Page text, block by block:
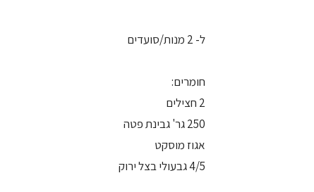
ל- 2 מנות/סועדים
חומרים:
2 חצילים
250 גר' גבינת פטה
אגוז מוסקט
4/5 גבעולי בצל ירוק